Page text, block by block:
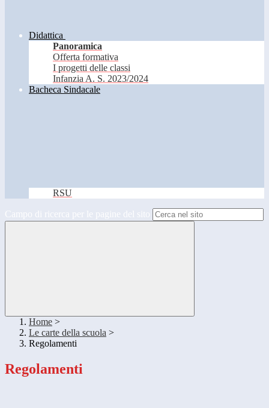
Didattica
Panoramica
Offerta formativa
I progetti delle classi
Infanzia A. S. 2023/2024
Bacheca Sindacale
RSU
Campo di ricerca per le pagine del sito
Home >
Le carte della scuola >
Regolamenti
Regolamenti